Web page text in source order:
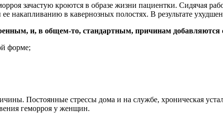
зачастую кроются в образе жизни пациентки. Сидячая
накапливанию в кавернозных полостях. В результате
и, в общем-то, стандартным, причинам добавляются
форме;
Постоянные стрессы дома и на службе, хроническая
геморроя у женщин.